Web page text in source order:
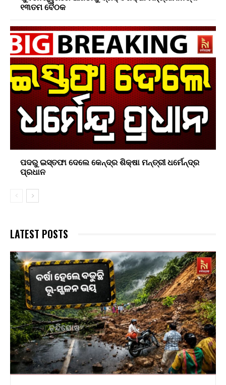
୧୩ତମ ବୈଠକ
ପଦରୁ ଇସ୍ତଫା ଦେଲେ କେନ୍ଦ୍ର ଶିକ୍ଷା ମନ୍ତ୍ରୀ ଧର୍ମେନ୍ଦ୍ର
ପ୍ରଧାନ
LATEST POSTS